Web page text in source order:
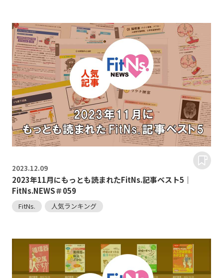
2023.12.09
2023年11月にもっとも読まれたFitNs.記事ベスト5｜
FitNs.NEWS＃059
FitNs. 人気ランキング